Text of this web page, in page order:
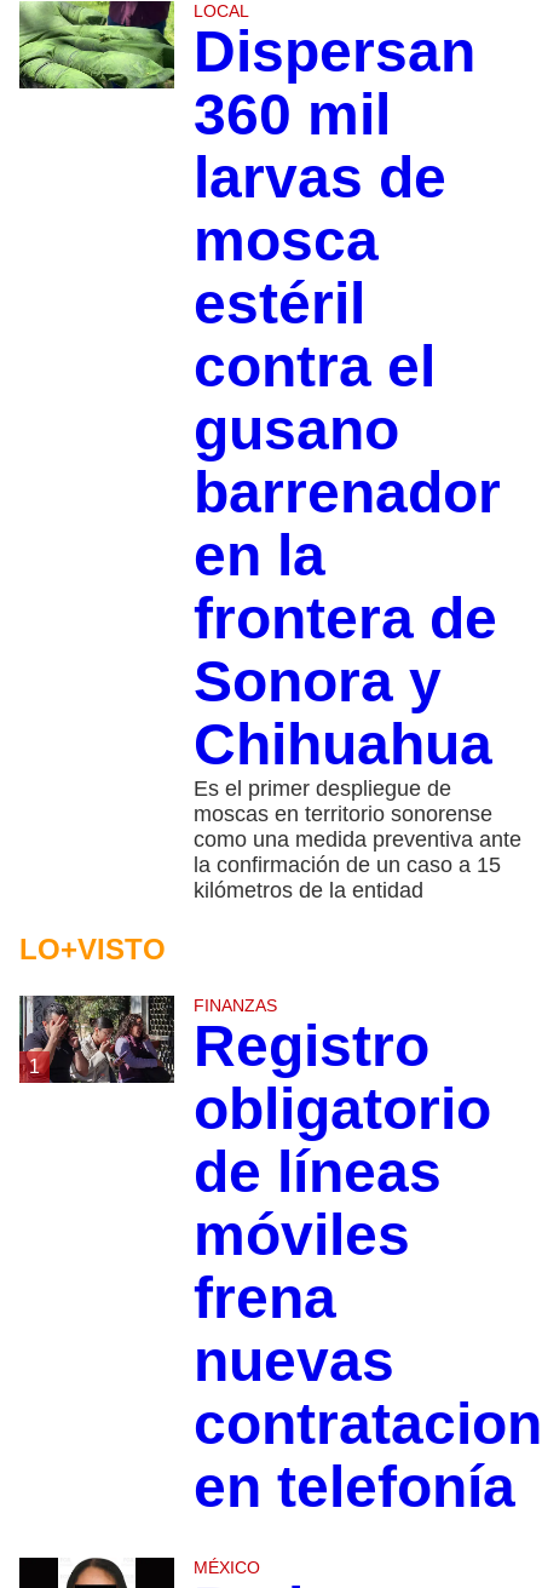
LOCAL
Dispersan
360 mil
larvas de
mosca
estéril
contra el
gusano
barrenador
en la
frontera de
Sonora y
Chihuahua
Es el primer despliegue de
moscas en territorio sonorense
como una medida preventiva ante
la confirmación de un caso a 15
kilómetros de la entidad
LO+VISTO
1
FINANZAS
Registro
obligatorio
de líneas
móviles
frena
nuevas
en telefonía
MÉXICO